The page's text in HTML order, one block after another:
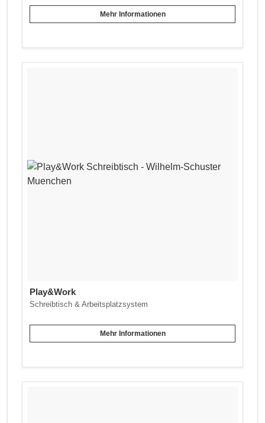
Mehr Informationen
Play&Work
Schreibtisch & Arbeitsplatzsystem
Mehr Informationen